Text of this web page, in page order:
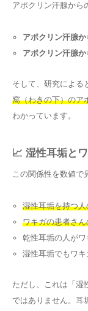
アポクリン汗腺から
アポクリン汗腺
アポクリン汗腺
そして、研究による
窩（わきの下）のア
わかっています。
📈 湿性耳垢と
この関係性を数値で
湿性耳垢を持つ
ワキガの患者さ
乾性耳垢の人が
湿性耳垢でもワ
ただし、これは「湿
ではありません。耳